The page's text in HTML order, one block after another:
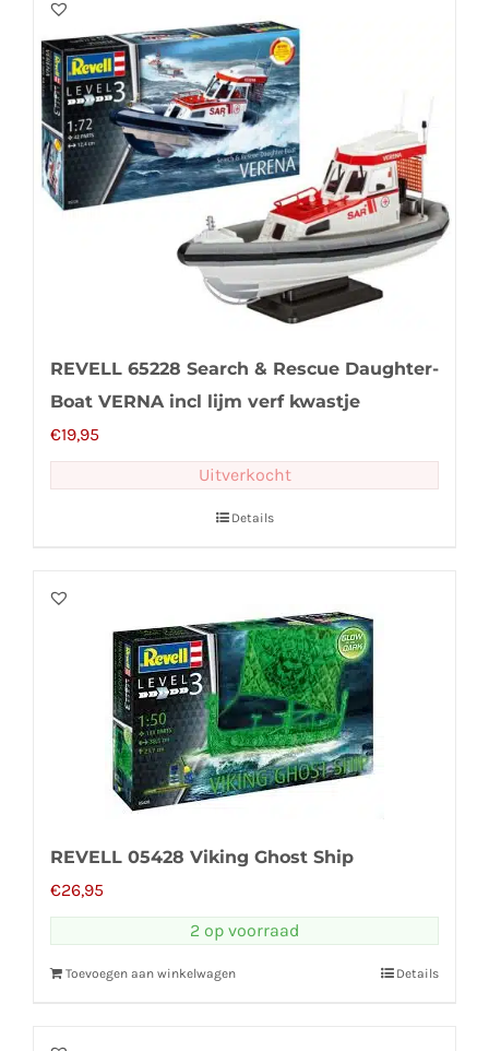
REVELL 65228 Search & Rescue Daughter-
Boat VERNA incl lijm verf kwastje
€19,95
Uitverkocht
Details
REVELL 05428 Viking Ghost Ship
€26,95
2 op voorraad
Toevoegen aan winkelwagen Details